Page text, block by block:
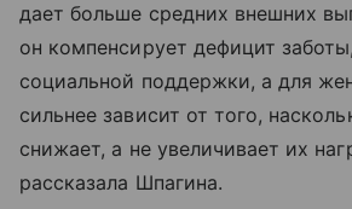
дает больше средних внешних
он компенсирует дефицит
социальной поддержки, а для
сильнее зависит от того,
снижает, а не увеличивает их
рассказала Шпагина.